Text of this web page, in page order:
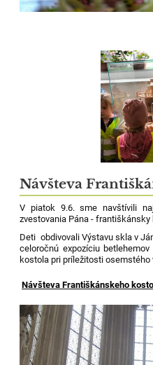
Návšteva
V piatok 9.6. sme navštívili
zvestovania Pána - františkánsky
Deti obdivovali Výstavu skla v
celoročnú expozíciu
kostola pri príležitosti osemstého
Návšteva Františkánskeho